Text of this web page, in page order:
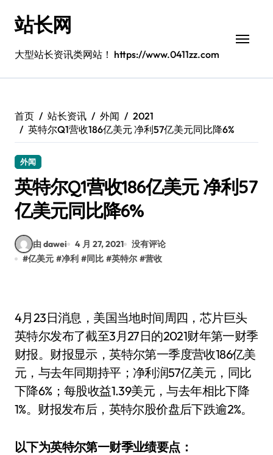
站长网
大型站长资讯类网站！ https://www.0411zz.com
首页 站长资讯 外闻
2021
英特尔Q1营收186亿美元 净利57亿美元同比降6%
外闻
英特尔Q1营收186亿美元 净利57
亿美元同比降6%
由 dawei 4 月 27, 2021
没有评论
#亿美元 #净利 #同比 #英特尔 #营收
4月23日消息，美国当地时间周四，芯片巨头
英特尔发布了截至3月27日的2021财年第一财季
财报。财报显示，英特尔第一季度营收186亿美
元，与去年同期持平；净利润57亿美元，同比
下降6%；每股收益1.39美元，与去年相比下降
1%。财报发布后，英特尔股价盘后下跌逾2%。
以下为英特尔第一财季业绩要点：